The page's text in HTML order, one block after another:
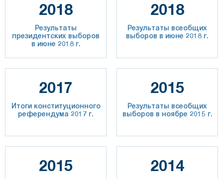
2018
Результаты
президентских выборов
в июне 2018 г.
2018
Результаты всеобщих
выборов в июне 2018 г.
2017
Итоги конституционного
референдума 2017 г.
2015
Результаты всеобщих
выборов в ноябре 2015 г.
2015 2014